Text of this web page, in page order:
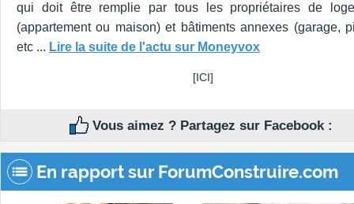
qui doit être remplie par tous les propriétaires de
(appartement ou maison) et bâtiments annexes (garage,
etc ... Lire la suite de l'actu sur Moneyvox
[ICI]
Vous aimez ? Partagez sur Facebook :
En rapport sur ForumConstruire.com